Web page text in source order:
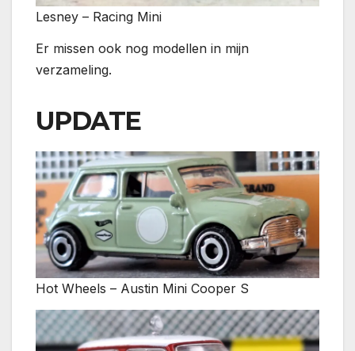
Lesney – Racing Mini
Er missen ook nog modellen in mijn
verzameling.
UPDATE
Hot Wheels – Austin Mini Cooper S